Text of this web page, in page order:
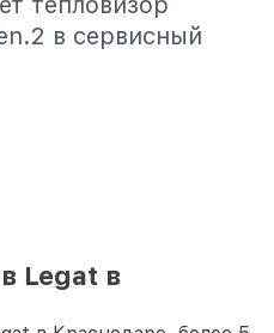
в сервисный
Legat в